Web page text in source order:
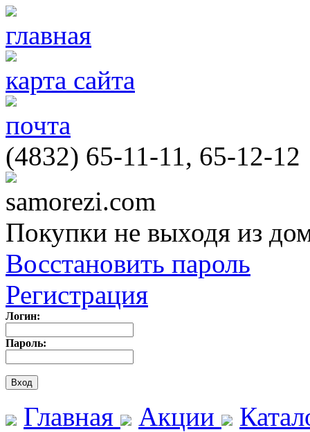
главная
карта сайта
почта
(4832) 65-11-11, 65-12-12
samorezi.com
Покупки не выходя из
Восстановить пароль
Регистрация
Логин:
Пароль:
Главная Акции